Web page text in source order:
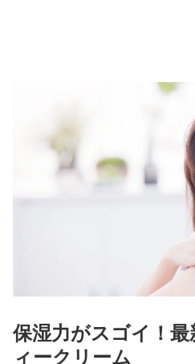
保湿力がスゴイ！
ィークリーム